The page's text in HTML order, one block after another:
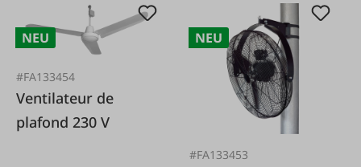
NEU
#FA133454
Ventilateur de
plafond 230 V
NEU
#FA133453